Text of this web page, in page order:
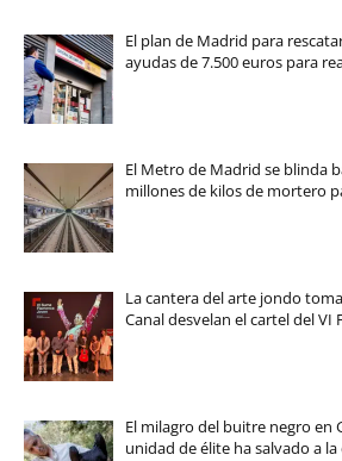
El plan de Madrid para
ayudas de 7.500 euros para
El Metro de Madrid se blinda
millones de kilos de mortero
La cantera del arte jondo
Canal desvelan el cartel del VI
El milagro del buitre negro en
unidad de élite ha salvado a